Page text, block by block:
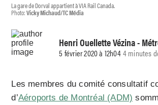
La gare de Dorval appartient à VIA Rail Canada.
Photo:Vicky Michaud/TC Média
Henri Ouellette Vézina-
5 février 2020 à 12h044 minutes
Les membres du comité consultatif
d’Aéroports de Montréal (ADM)